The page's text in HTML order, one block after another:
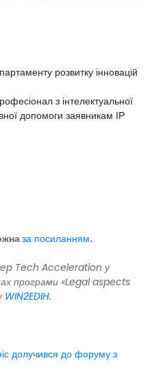
розвитку інновацій
з інтелектуальної
допомоги заявникам ІР
за посиланням.
Tech Acceleration у
програми «Legal aspects
WIN2EDIH.
долучився до форуму з